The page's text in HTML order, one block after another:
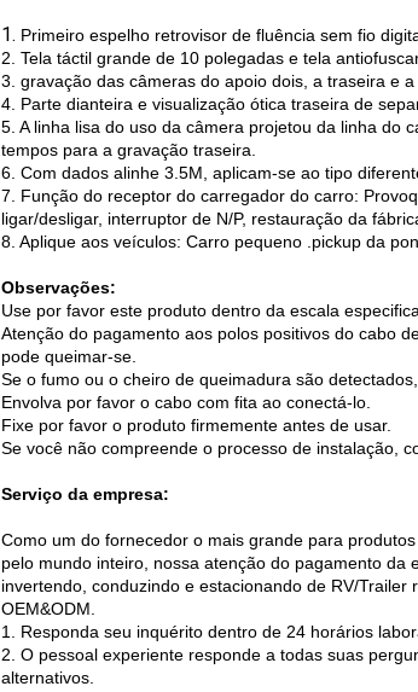
1. Primeiro espelho retrovisor de fluência sem fio
2. Tela táctil grande de 10 polegadas e tela
3. gravação das câmeras do apoio dois, a traseira e
4. Parte dianteira e visualização ótica traseira de
5. A linha lisa do uso da câmera projetou da linha do
tempos para a gravação traseira.
6. Com dados alinhe 3.5M, aplicam-se ao tipo
7. Função do receptor do carregador do carro:
ligar/desligar, interruptor de N/P, restauração da
8. Aplique aos veículos: Carro pequeno .pickup da
Observações:
Use por favor este produto dentro da escala
Atenção do pagamento aos polos positivos do cabo
pode queimar-se.
Se o fumo ou o cheiro de queimadura são
Envolva por favor o cabo com fita ao conectá-lo.
Fixe por favor o produto firmemente antes de usar.
Se você não compreende o processo de instalação,
Serviço da empresa:
Como um do fornecedor o mais grande para
pelo mundo inteiro, nossa atenção do pagamento
invertendo, conduzindo e estacionando de RV/
OEM&ODM.
1. Responda seu inquérito dentro de 24 horários
2. O pessoal experiente responde a todas suas
alternativos.